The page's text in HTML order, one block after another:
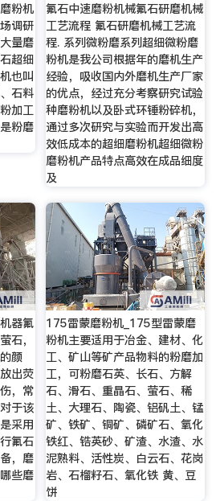
粉机
调研
量磨
超细
也叫
石料
加工
粉磨
氟石中速磨粉机械氟石研磨机械
工艺流程 氟石研磨机械工艺流
程. 系列微粉磨系列超细微粉磨
粉机是我公司根据年的磨机生产
经验，吸收国内外磨机生产厂家
的优点，经过充分考察研究试验
种磨粉机以及卧式环锤粉碎机，
通过多次研究与实验而开发出高
效低成本的超细磨粉机超细微粉
磨粉机产品特点高效在成品细度
及
器氟
石，
颜
出荧
，常
于该
采用
氟石
，磨
些磨
175雷蒙磨粉机_175型雷蒙磨
粉机主要适用于冶金、建材、化
工、矿山等矿产品物料的粉磨加
工，可粉磨石英、长石、方解
石、滑石、重晶石、萤石、稀
土、大理石、陶瓷、铝矾土、锰
矿、铁矿、铜矿、磷矿石、氧化
铁红、锆英砂、矿渣、水渣、水
泥熟料、活性炭、白云石、花岗
岩、石榴籽石、氧化铁 黄、豆
饼